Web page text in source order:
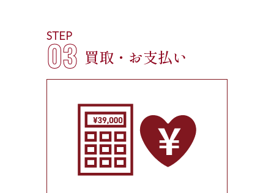
STEP
03 買取・お支払い